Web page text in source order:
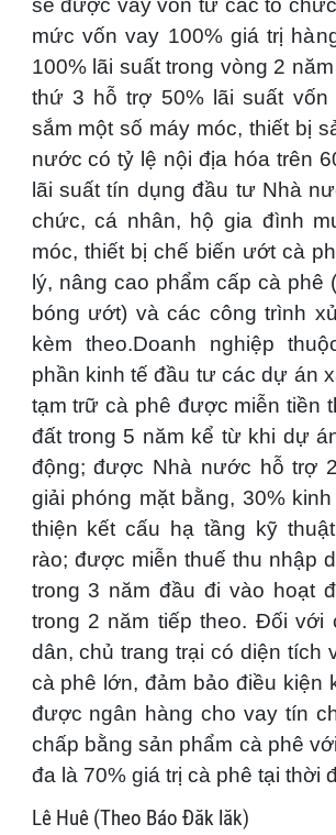
sẽ được vay vốn từ các tổ
mức vốn vay 100% giá trị
100% lãi suất trong vòng 2
thứ 3 hỗ trợ 50% lãi suất vốn
sắm một số máy móc, thiết bị
nước có tỷ lệ nội địa hóa trên
lãi suất tín dụng đầu tư Nhà
chức, cá nhân, hộ gia đình
móc, thiết bị chế biến ướt cà
lý, nâng cao phẩm cấp cà phê
bóng ướt) và các công trình
kèm theo.Doanh nghiệp
phần kinh tế đầu tư các dự án
tạm trữ cà phê được miễn tiền
đất trong 5 năm kể từ khi dự
động; được Nhà nước hỗ trợ
giải phóng mặt bằng, 30%
thiện kết cấu hạ tầng kỹ
rào; được miễn thuế thu nhập
trong 3 năm đầu đi vào hoạt
trong 2 năm tiếp theo. Đối với
dân, chủ trang trại có diện tích
cà phê lớn, đảm bảo điều kiện
được ngân hàng cho vay tín
chấp bằng sản phẩm cà phê
đa là 70% giá trị cà phê tại thời
Lê Huê (Theo Báo Đăk lăk)